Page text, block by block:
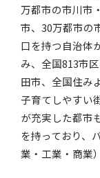
万都市の市川市
市、30万都市の
口を持つ自治体
み、全国813市
田市、全国住み
子育てしやすい
が充実した都市
を持っており、
業・工業・商業